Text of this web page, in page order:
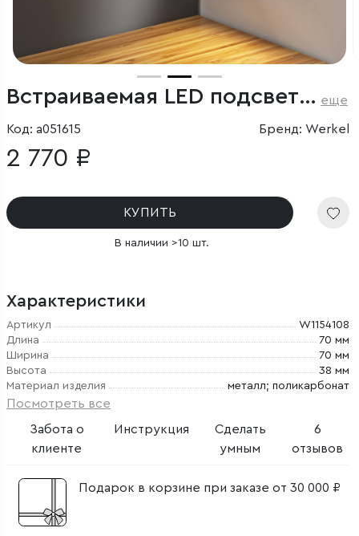
Встраиваемая LED подсветка (черный матовый) еще
Код: a051615 Бренд: Werkel
2 770 ₽
КУПИТЬ
В наличии >10 шт.
Характеристики
Артикул
W1154108
Длина
70 мм
Ширина
70 мм
Высота
38 мм
Материал изделия
металл; поликарбонат
Посмотреть все
Забота о
клиенте
Инструкция
Сделать
умным
6
отзывов
Подарок в корзине при заказе от 30 000 ₽